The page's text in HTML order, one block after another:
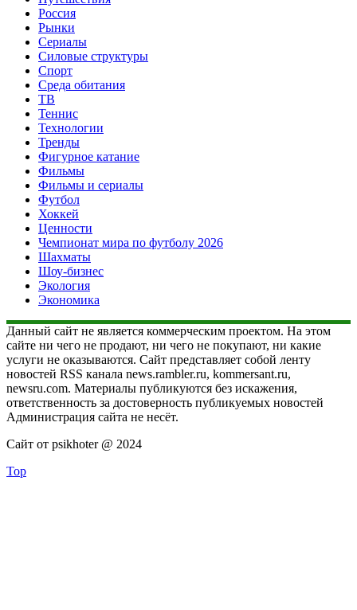
Россия
Рынки
Сериалы
Силовые структуры
Спорт
Среда обитания
ТВ
Теннис
Технологии
Тренды
Фигурное катание
Фильмы
Фильмы и сериалы
Футбол
Хоккей
Ценности
Чемпионат мира по футболу 2026
Шахматы
Шоу-бизнес
Экология
Экономика
Данный сайт не является коммерческим проектом. На этом
сайте ни чего не продают, ни чего не покупают, ни какие
услуги не оказываются. Сайт представляет собой ленту
новостей RSS канала news.rambler.ru, kommersant.ru,
newsru.com. Материалы публикуются без искажения,
ответственность за достоверность публикуемых новостей
Администрация сайта не несёт.
Сайт от psikhoter @ 2024
Top